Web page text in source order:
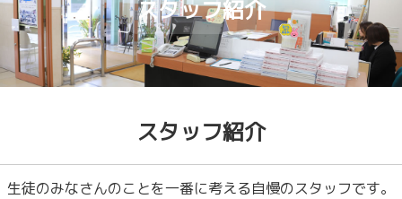
スタッフ紹介
スタッフ紹介
生徒のみなさんのことを一番に考える自慢のスタッフです。